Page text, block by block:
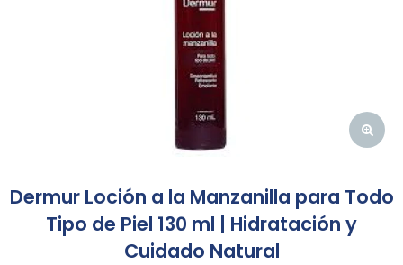
Dermur Loción a la Manzanilla para Todo
Tipo de Piel 130 ml | Hidratación y
Cuidado Natural